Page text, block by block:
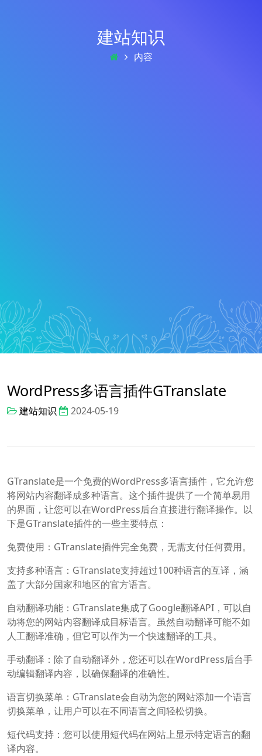
建站知识
内容
WordPress多语言插件GTranslate
建站知识 2024-05-19
GTranslate是一个免费的WordPress多语言插件，它允许您
将网站内容翻译成多种语言。这个插件提供了一个简单易用
的界面，让您可以在WordPress后台直接进行翻译操作。以
下是GTranslate插件的一些主要特点：
免费使用：GTranslate插件完全免费，无需支付任何费用。
支持多种语言：GTranslate支持超过100种语言的互译，涵
盖了大部分国家和地区的官方语言。
自动翻译功能：GTranslate集成了Google翻译API，可以自
动将您的网站内容翻译成目标语言。虽然自动翻译可能不如
人工翻译准确，但它可以作为一个快速翻译的工具。
手动翻译：除了自动翻译外，您还可以在WordPress后台手
动编辑翻译内容，以确保翻译的准确性。
语言切换菜单：GTranslate会自动为您的网站添加一个语言
切换菜单，让用户可以在不同语言之间轻松切换。
短代码支持：您可以使用短代码在网站上显示特定语言的翻
译内容。